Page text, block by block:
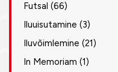
Futsal (66)
Iluuisutamine (3)
Iluvõimlemine (21)
In Memoriam (1)